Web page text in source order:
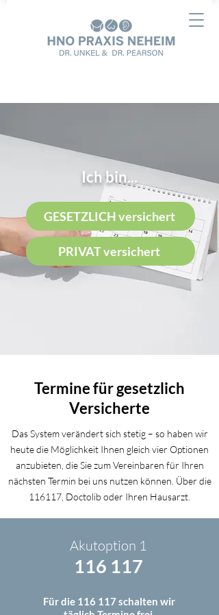
Ich bin...
GESETZLICH versichert
PRIVAT versichert
Termine für gesetzlich
Versicherte
Das System verändert sich stetig – so haben wir
heute die Möglichkeit Ihnen gleich vier Optionen
anzubieten, die Sie zum Vereinbaren für Ihren
nächsten Termin bei uns nutzen können. Über die
116117, Doctolib oder Ihren Hausarzt.
Akutoption 1
116 117
Für die 116 117 schalten wir